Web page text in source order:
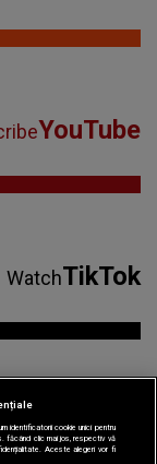
YouTube
WatchTikTok
ListenSpotify
identificatorii cookie unici pentru
făcând clic mai jos, respectiv vă
Aceste alegeri vor fi